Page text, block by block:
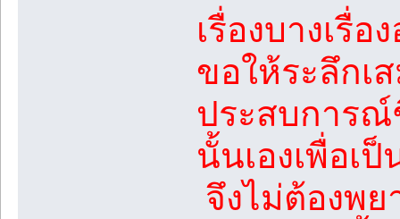
เรื่องบางเรื่อ
ขอให้ระลึกเ
ประสบการณ์
นั้นเองเพื่อเ
จึงไม่ต้องพย